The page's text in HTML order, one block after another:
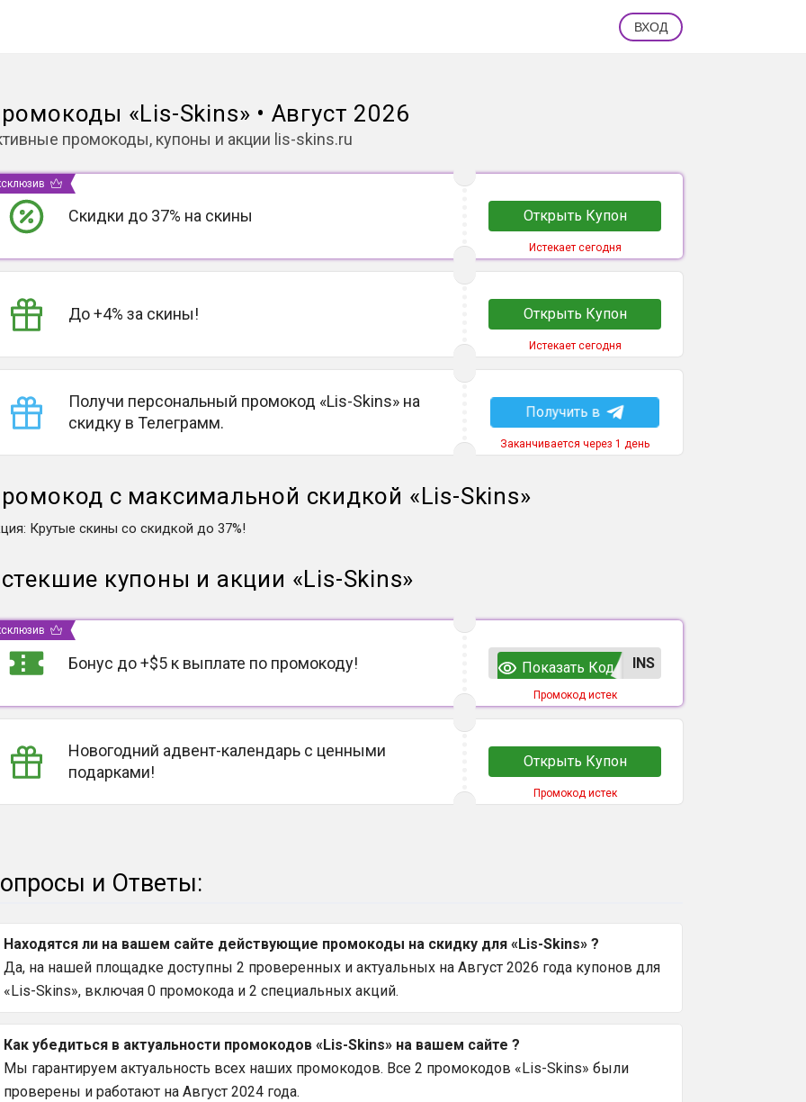
ВХОД
«Lis-Skins» • Август 2026
промокоды, купоны и акции lis-skins.ru
Скидки до 37% на скины Открыть Купон
Истекает сегодня
До +4% за скины! Открыть Купон
Истекает сегодня
Получи персональный промокод «Lis-Skins» на
скидку в Телеграмм.
Получить в
Заканчивается через 1 день
с максимальной скидкой «Lis-Skins»
: Крутые скины со скидкой до 37%!
купоны и акции «Lis-Skins»
Бонус до +$5 к выплате по промокоду! INS
Показать Код
Промокод истек
Новогодний адвент-календарь с ценными
подарками!
Открыть Купон
Промокод истек
и Ответы:
Находятся ли на вашем сайте действующие промокоды на скидку для «Lis-Skins» ?
Да, на нашей площадке доступны 2 проверенных и актуальных на Август 2026 года купонов для
«Lis-Skins», включая 0 промокода и 2 специальных акций.
Как убедиться в актуальности промокодов «Lis-Skins» на вашем сайте ?
Мы гарантируем актуальность всех наших промокодов. Все 2 промокодов «Lis-Skins» были
проверены и работают на Август 2024 года.